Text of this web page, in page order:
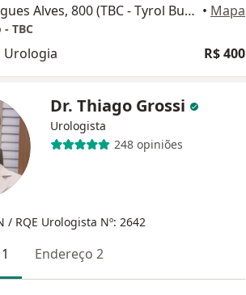
Av. Rodrigues Alves, 800 (TBC - Tyrol Business Center), Natal • Mapa
TBC
Urologia R$ 400
Dr. Thiago Grossi
Urologista
248 opiniões
/ RQE Urologista Nº: 2642
Endereço 2